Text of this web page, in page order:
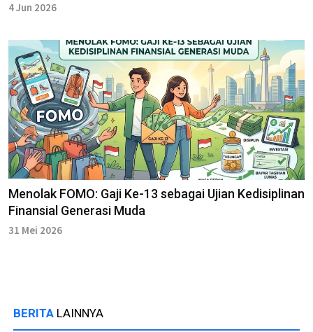
4 Jun 2026
Menolak FOMO: Gaji Ke-13 sebagai Ujian Kedisiplinan
Finansial Generasi Muda
31 Mei 2026
BERITA LAINNYA